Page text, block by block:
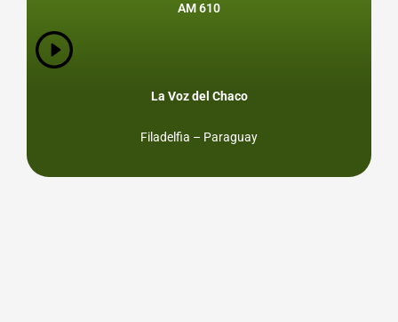
AM 610
La Voz del Chaco
Filadelfia – Paraguay